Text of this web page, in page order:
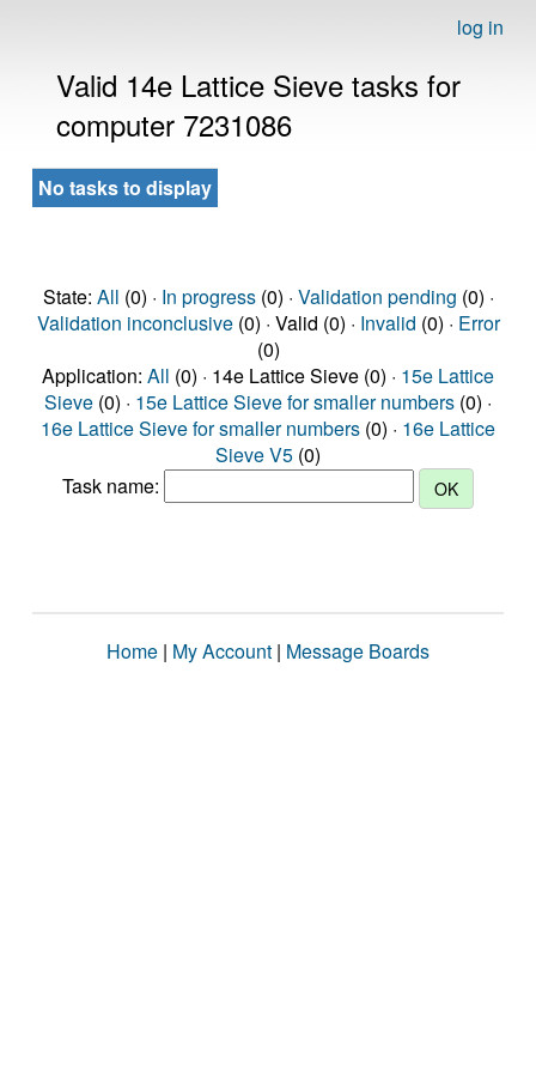
log in
Valid 14e Lattice Sieve tasks for
computer 7231086
No tasks to display
State: All (0) · In progress(0) · Validation pending (0) ·
Validation inconclusive(0) · Valid (0) · Invalid (0) · Error
(0)
Application: All (0) · 14e Lattice Sieve (0) · 15e Lattice
Sieve (0) · 15e Lattice Sieve for smaller numbers (0) ·
16e Lattice Sieve for smaller numbers (0) · 16e Lattice
Sieve V5 (0)
Task name:
Home | My Account | Message Boards